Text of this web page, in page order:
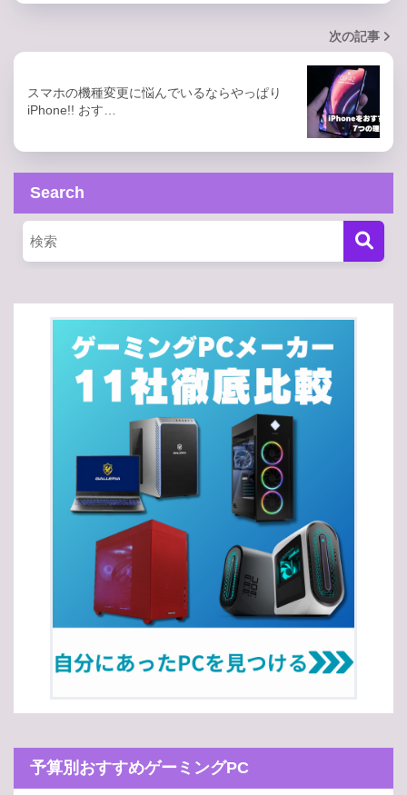
次の記事
スマホの機種変更に悩んでいるならやっぱり
iPhone!! おす…
Search
予算別おすすめゲーミングPC